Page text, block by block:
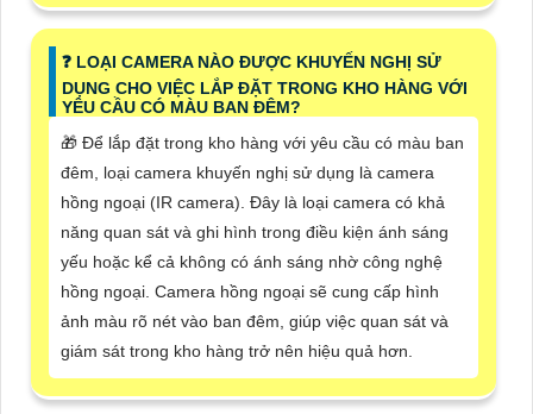
️❓ LOẠI CAMERA NÀO ĐƯỢC KHUYẾN NGHỊ SỬ
DỤNG CHO VIỆC LẮP ĐẶT TRONG KHO HÀNG VỚI
YÊU CẦU CÓ MÀU BAN ĐÊM?
🎁 Để lắp đặt trong kho hàng với yêu cầu có màu ban
đêm, loại camera khuyến nghị sử dụng là camera
hồng ngoại (IR camera). Đây là loại camera có khả
năng quan sát và ghi hình trong điều kiện ánh sáng
yếu hoặc kể cả không có ánh sáng nhờ công nghệ
hồng ngoại. Camera hồng ngoại sẽ cung cấp hình
ảnh màu rõ nét vào ban đêm, giúp việc quan sát và
giám sát trong kho hàng trở nên hiệu quả hơn.